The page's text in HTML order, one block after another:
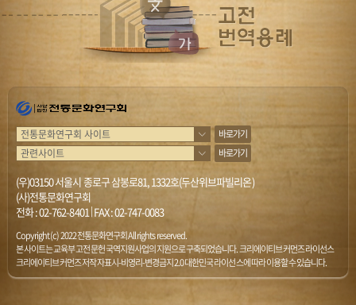
바로가기
바로가기
(우)03150 서울시 종로구 삼봉로81, 1332호(두산위브파빌리온)
(사)전통문화연구회
전화 :02-762-8401|FAX : 02-747-0083
Copyright (c) 2022 전통문화연구회 All rights reserved.
본 사이트는 교육부 고전문헌 국역지원사업의 지원으로 구축되었습니다. 크리에이티브 커먼즈 라이선스
크리에이티브 커먼즈 저작자표시-비영리-변경금지 2.0 대한민국 라이선스에 따라 이용할 수 있습니다.